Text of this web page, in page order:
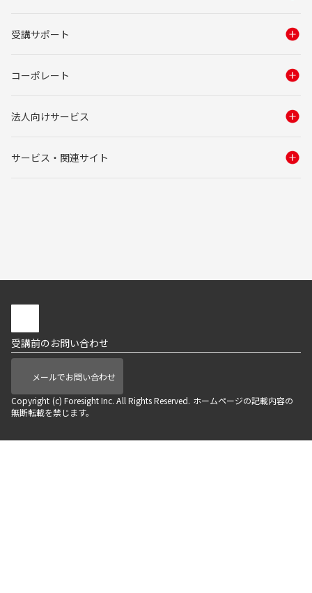
受講サポート
コーポレート
法人向けサービス
サービス・関連サイト
受講前のお問い合わせ
メールでお問い合わせ
Copyright (c) Foresight Inc. All Rights Reserved. ホームページの記載内容の
無断転載を禁じます。